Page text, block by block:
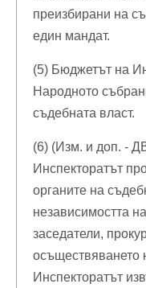
преизбирани на
един мандат.
(5) Бюджетът на
Народното
съдебната власт.
(6) (Изм. и доп. -
Инспекторатът
органите на
независимостта
заседатели,
осъществяването
Инспекторатът